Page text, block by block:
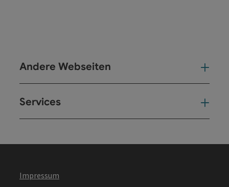
Andere Webseiten
Services
Impressum